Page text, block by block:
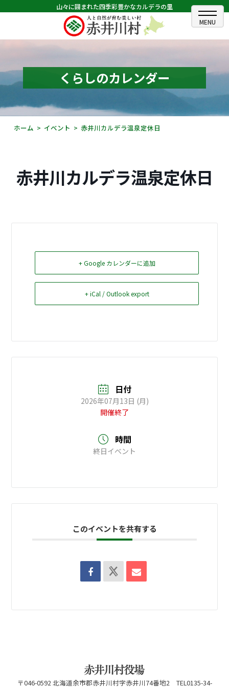
山々に囲まれた四季彩豊かなカルデラの里
ホーム
むらのできごと
むらのプロフィール
くらしの情報
観光・イベント情報
Select Language▼
くらしのカレンダー
ホーム イベント 赤井川カルデラ温泉定休日
赤井川カルデラ温泉定休日
+ Google カレンダーに追加
+ iCal / Outlook export
日付
2026年07月13日 (月)
開催終了
時間
終日イベント
このイベントを共有する
〒046-0592 北海道余市郡赤井川村字赤井川74番地2 TEL0135-34-